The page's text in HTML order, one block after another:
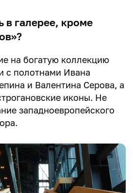
в галерее, кроме
на богатую коллекцию
с полотнами Ивана
и Валентина Серова, а
иконы. Не
западноевропейского